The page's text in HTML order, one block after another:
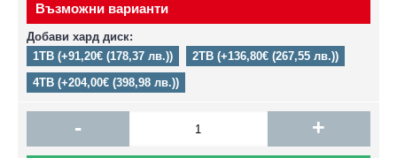
Възможни варианти
Добави хард диск:
1TB (+91,20€ (178,37 лв.))
2TB (+136,80€ (267,55 лв.))
4TB (+204,00€ (398,98 лв.))
- +